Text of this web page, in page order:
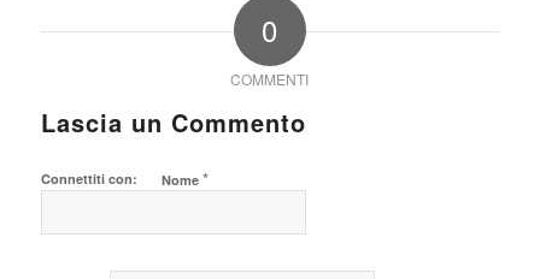
0
COMMENTI
Lascia un Commento
Connettiti con: Nome *